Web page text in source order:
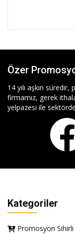
Özer
14 yılı aşkın
firmamız, gerek
yelpazesi ile
Kategoriler
Promosyon